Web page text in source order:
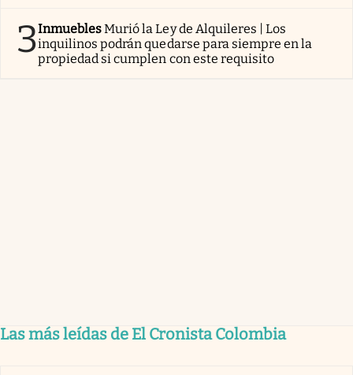
3InmueblesMurió la Ley de Alquileres | Los
inquilinos podrán quedarse para siempre en la
propiedad si cumplen con este requisito
Las más leídas de El Cronista Colombia